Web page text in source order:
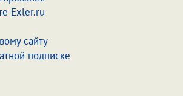
Exler.ru
сайту
подписке